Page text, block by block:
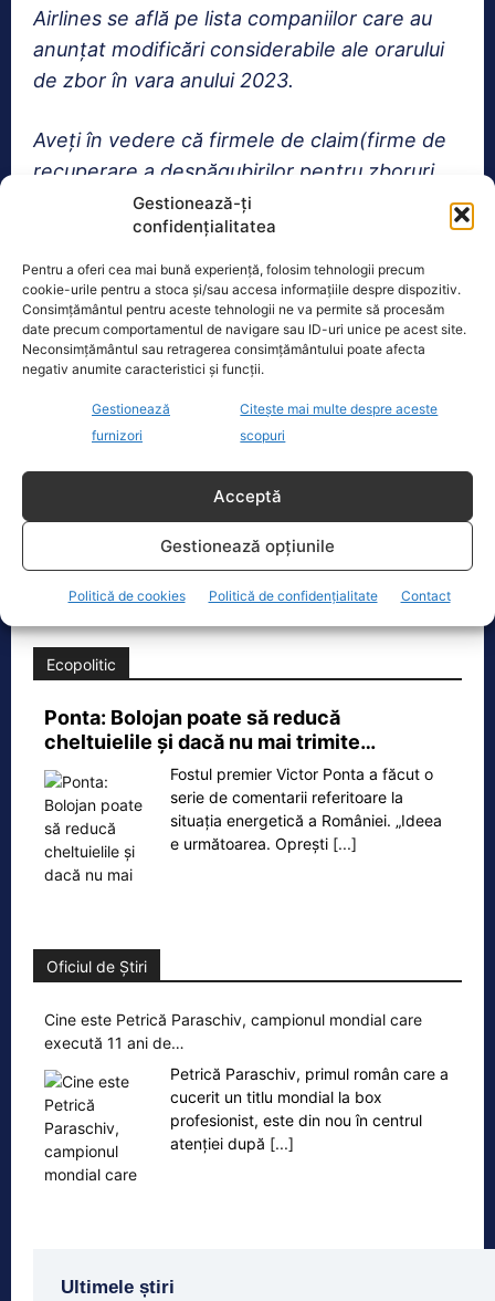
Gestionează-ți
confidențialitatea
Pentru a oferi cea mai bună experiență, folosim tehnologii precum
cookie-urile pentru a stoca și/sau accesa informațiile despre dispozitiv.
Consimțământul pentru aceste tehnologii ne va permite să procesăm
date precum comportamentul de navigare sau ID-uri unice pe acest site.
Neconsimțământul sau retragerea consimțământului poate afecta
negativ anumite caracteristici și funcții.
Gestionează
furnizori
Citește mai multe despre aceste
scopuri
Acceptă
Gestionează opțiunile
Politică de cookies Politică de confidențialitate Contact
Airlines se află pe lista companiilor care au
anunţat modificări considerabile ale orarului
de zbor în vara anului 2023.
Aveți în vedere că firmele de claim(firme de
recuperare a despăgubirilor pentru zboruri
anulate sau întârziate) pot percepe
comioane de până la 30%+tva din valoarea
despăgubirilor!”, a explicat Paul Anghel.
TAGS ZBORURI
Realitatea
Dronă doborâtă de un avion F‑16 în zona
O dronă a fost doborâtă vineri dimineață de un avion
F‑16 al Forțelor Aeriene Române, în zona Padina, în
județul[...]
Ecopolitic
Ponta: Bolojan poate să reducă
cheltuielile şi dacă nu mai trimite…
Fostul premier Victor Ponta a făcut o
serie de comentarii referitoare la
situația energetică a României. „Ideea
e următoarea. Oprești [...]
Oficiul de Știri
Cine este Petrică Paraschiv, campionul mondial care
execută 11 ani de…
Petrică Paraschiv, primul român care a
cucerit un titlu mondial la box
profesionist, este din nou în centrul
atenției după [...]
Ultimele știri